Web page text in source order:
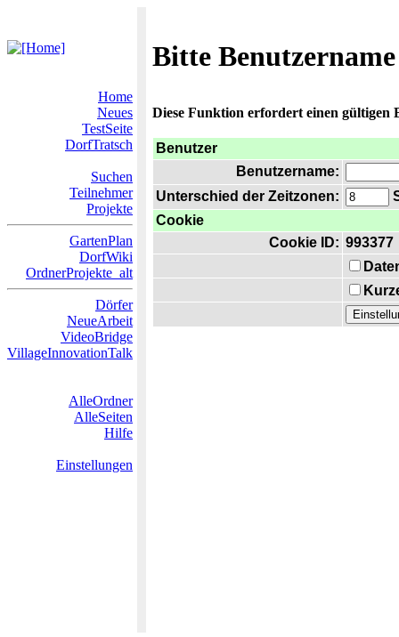
Bitte
Home
Neues
TestSeite
DorfTratsch
Suchen
Teilnehmer
Projekte
GartenPlan
DorfWiki
OrdnerProjekte_alt
Dörfer
NeueArbeit
VideoBridge
VillageInnovationTalk
AlleOrdner
AlleSeiten
Hilfe
Einstellungen
Diese Funktion erfordert einen gültigen
Benutzer
Benutzername:
Unterschied der Zeitzonen:
Cookie
Cookie ID: 993377